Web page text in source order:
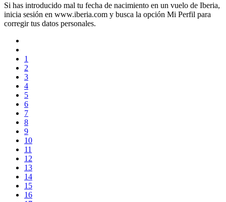
Si has introducido mal tu fecha de nacimiento en un vuelo de Iberia,
inicia sesión en www.iberia.com y busca la opción Mi Perfil para
corregir tus datos personales.
1
2
3
4
5
6
7
8
9
10
11
12
13
14
15
16